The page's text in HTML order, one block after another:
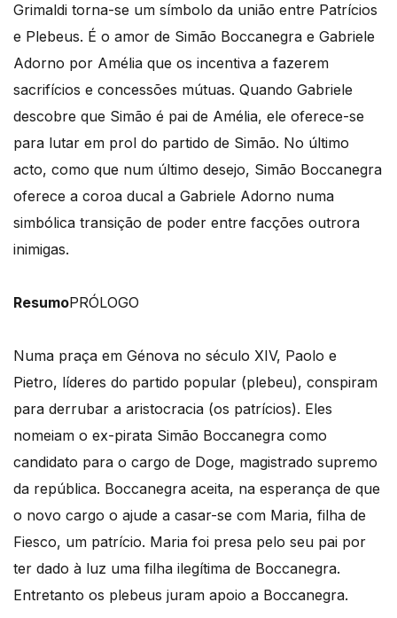
Grimaldi torna-se um símbolo da união entre Patrícios
e Plebeus. É o amor de Simão Boccanegra e Gabriele
Adorno por Amélia que os incentiva a fazerem
sacrifícios e concessões mútuas. Quando Gabriele
descobre que Simão é pai de Amélia, ele oferece-se
para lutar em prol do partido de Simão. No último
acto, como que num último desejo, Simão Boccanegra
oferece a coroa ducal a Gabriele Adorno numa
simbólica transição de poder entre facções outrora
inimigas.
ResumoPRÓLOGO
Numa praça em Génova no século XIV, Paolo e
Pietro, líderes do partido popular (plebeu), conspiram
para derrubar a aristocracia (os patrícios). Eles
nomeiam o ex-pirata Simão Boccanegra como
candidato para o cargo de Doge, magistrado supremo
da república. Boccanegra aceita, na esperança de que
o novo cargo o ajude a casar-se com Maria, filha de
Fiesco, um patrício. Maria foi presa pelo seu pai por
ter dado à luz uma filha ilegítima de Boccanegra.
Entretanto os plebeus juram apoio a Boccanegra.